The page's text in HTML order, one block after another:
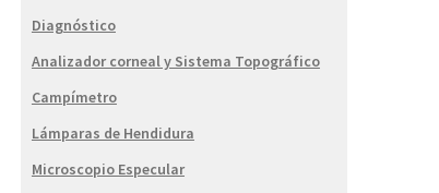
Diagnóstico
Analizador corneal y Sistema Topográfico
Campímetro
Lámparas de Hendidura
Microscopio Especular